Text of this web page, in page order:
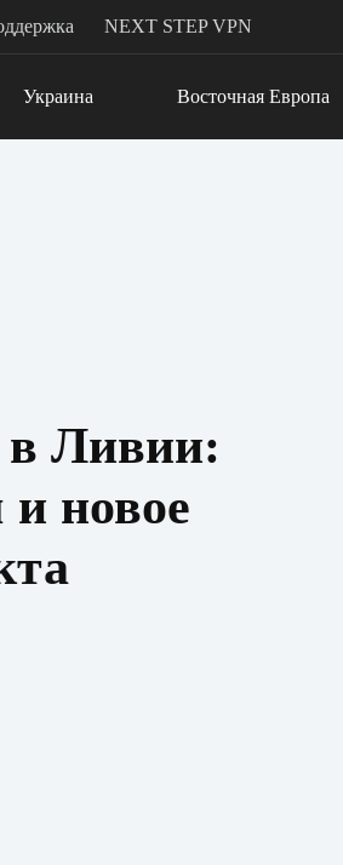
NEXT STEP VPN
Украина Восточная Европа
в Ливии:
новое